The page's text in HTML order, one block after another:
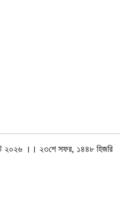
২০২৬ ।। ২৩শে সফর, ১৪৪৮ হিজরি